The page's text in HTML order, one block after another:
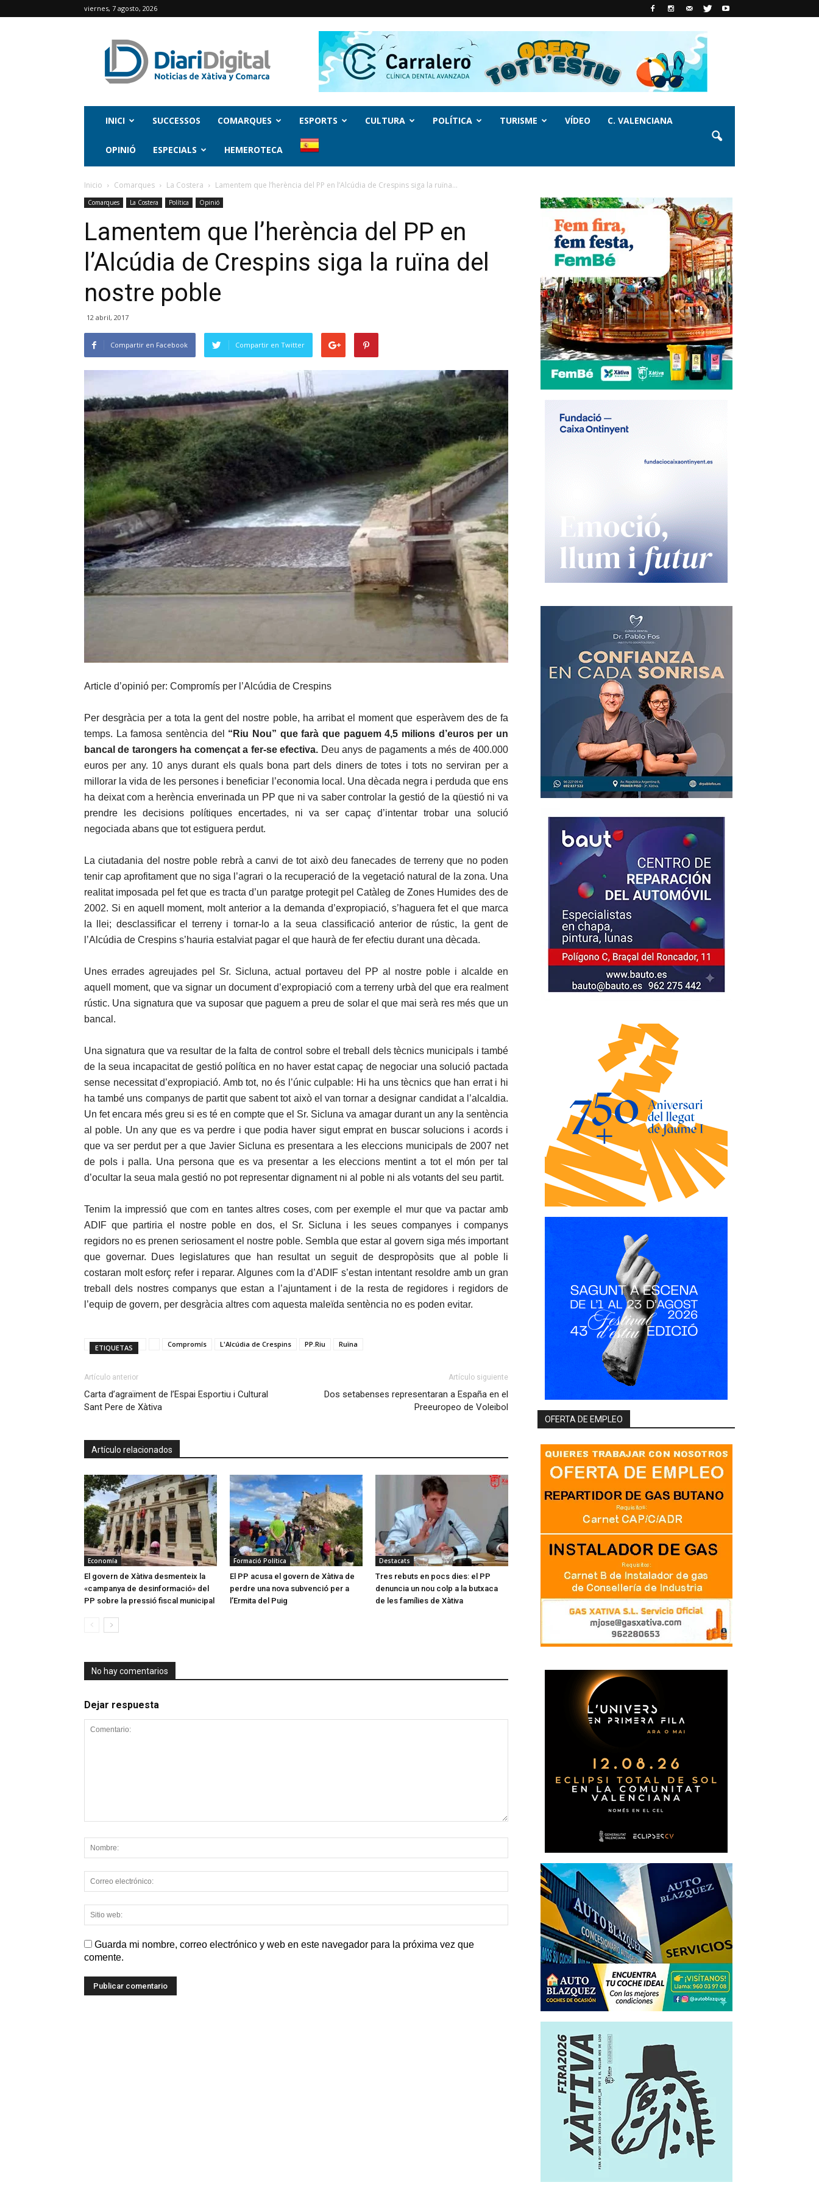
viernes, 7 agosto, 2026
INICI SUCCESSOS COMARQUES ESPORTS CULTURA POLÍTICA TURISME VÍDEO C. VALENCIANA
OPINIÓ ESPECIALS HEMEROTECA
Inicio Comarques La Costera Lamentem que l’herència del PP en l’Alcúdia de Crespins siga la ruïna...
Comarques La Costera Política Opinió
Lamentem que l’herència del PP en
l’Alcúdia de Crespins siga la ruïna del
nostre poble
12 abril, 2017
Compartir en Facebook Compartir en Twitter
Article d’opinió per: Compromís per l’Alcúdia de Crespins
Per desgràcia per a tota la gent del nostre poble, ha arribat el moment que esperàvem des de fa
temps. La famosa sentència del “Riu Nou” que farà que paguem 4,5 milions d’euros per un
bancal de tarongers ha començat a fer-se efectiva. Deu anys de pagaments a més de 400.000
euros per any. 10 anys durant els quals bona part dels diners de totes i tots no serviran per a
millorar la vida de les persones i beneficiar l’economia local. Una dècada negra i perduda que ens
ha deixat com a herència enverinada un PP que ni va saber controlar la gestió de la qüestió ni va
prendre les decisions polítiques encertades, ni va ser capaç d’intentar trobar una solució
negociada abans que tot estiguera perdut.
La ciutadania del nostre poble rebrà a canvi de tot això deu fanecades de terreny que no poden
tenir cap aprofitament que no siga l’agrari o la recuperació de la vegetació natural de la zona. Una
realitat imposada pel fet que es tracta d’un paratge protegit pel Catàleg de Zones Humides des de
2002. Si en aquell moment, molt anterior a la demanda d’expropiació, s’haguera fet el que marca
la llei; desclassificar el terreny i tornar-lo a la seua classificació anterior de rústic, la gent de
l’Alcúdia de Crespins s’hauria estalviat pagar el que haurà de fer efectiu durant una dècada.
Unes errades agreujades pel Sr. Sicluna, actual portaveu del PP al nostre poble i alcalde en
aquell moment, que va signar un document d’expropiació com a terreny urbà del que era realment
rústic. Una signatura que va suposar que paguem a preu de solar el que mai serà res més que un
bancal.
Una signatura que va resultar de la falta de control sobre el treball dels tècnics municipals i també
de la seua incapacitat de gestió política en no haver estat capaç de negociar una solució pactada
sense necessitat d’expropiació. Amb tot, no és l’únic culpable: Hi ha uns tècnics que han errat i hi
ha també uns companys de partit que sabent tot això el van tornar a designar candidat a l’alcaldia.
Un fet encara més greu si es té en compte que el Sr. Sicluna va amagar durant un any la sentència
al poble. Un any que es va perdre i que podia haver sigut emprat en buscar solucions i acords i
que va ser perdut per a que Javier Sicluna es presentara a les eleccions municipals de 2007 net
de pols i palla. Una persona que es va presentar a les eleccions mentint a tot el món per tal
d’ocultar la seua mala gestió no pot representar dignament ni al poble ni als votants del seu partit.
Tenim la impressió que com en tantes altres coses, com per exemple el mur que va pactar amb
ADIF que partiria el nostre poble en dos, el Sr. Sicluna i les seues companyes i companys
regidors no es prenen seriosament el nostre poble. Sembla que estar al govern siga més important
que governar. Dues legislatures que han resultat un seguit de despropòsits que al poble li
costaran molt esforç refer i reparar. Algunes com la d’ADIF s’estan intentant resoldre amb un gran
treball dels nostres companys que estan a l’ajuntament i de la resta de regidores i regidors de
l’equip de govern, per desgràcia altres com aquesta maleïda sentència no es poden evitar.
ETIQUETAS Compromís L'Alcúdia de Crespins PP.Riu Ruïna
Artículo anterior
Carta d’agraïment de l’Espai Esportiu i Cultural
Sant Pere de Xàtiva
Artículo siguiente
Dos setabenses representaran a España en el
Preeuropeo de Voleibol
Artículo relacionados
Economía
El govern de Xàtiva desmenteix la
«campanya de desinformació» del
PP sobre la pressió fiscal municipal
Formació Política
El PP acusa el govern de Xàtiva de
perdre una nova subvenció per a
l’Ermita del Puig
Destacats
Tres rebuts en pocs dies: el PP
denuncia un nou colp a la butxaca
de les famílies de Xàtiva
No hay comentarios
Dejar respuesta
Guarda mi nombre, correo electrónico y web en este navegador para la próxima vez que
comente.
OFERTA DE EMPLEO